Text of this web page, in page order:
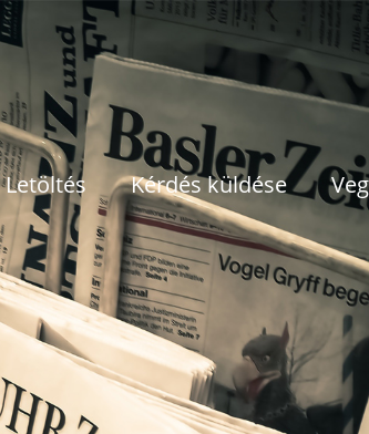
Letöltés Kérdés küldése